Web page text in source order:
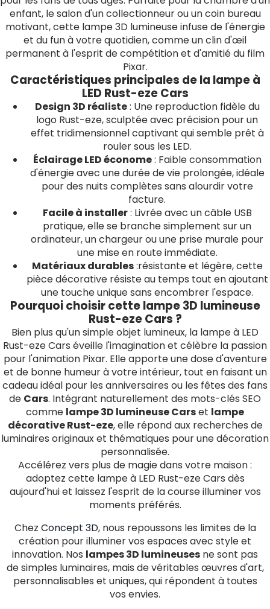
enfant, le salon d'un collectionneur ou un coin bureau
motivant, cette lampe 3D lumineuse infuse de l'énergie
et du fun à votre quotidien, comme un clin d'œil
permanent à l'esprit de compétition et d'amitié du film
Pixar.
Caractéristiques principales de la lampe à
LED Rust-eze Cars
Design 3D réaliste: Une reproduction fidèle du
logo Rust-eze, sculptée avec précision pour un
effet tridimensionnel captivant qui semble prêt à
rouler sous les LED.
Éclairage LED économe: Faible consommation
d'énergie avec une durée de vie prolongée, idéale
pour des nuits complètes sans alourdir votre
facture.
Facile à installer: Livrée avec un câble USB
pratique, elle se branche simplement sur un
ordinateur, un chargeur ou une prise murale pour
une mise en route immédiate.
Matériaux durables:résistante et légère, cette
pièce décorative résiste au temps tout en ajoutant
une touche unique sans encombrer l'espace.
Pourquoi choisir cette lampe 3D lumineuse
Rust-eze Cars ?
Bien plus qu'un simple objet lumineux, la lampe à LED
Rust-eze Cars éveille l'imagination et célèbre la passion
pour l'animation Pixar. Elle apporte une dose d'aventure
et de bonne humeur à votre intérieur, tout en faisant un
cadeau idéal pour les anniversaires ou les fêtes des fans
de Cars. Intégrant naturellement des mots-clés SEO
comme lampe 3D lumineuse Carset lampe
décorative Rust-eze, elle répond aux recherches de
luminaires originaux et thématiques pour une décoration
personnalisée.
Accélérez vers plus de magie dans votre maison :
adoptez cette lampe à LED Rust-eze Cars dès
aujourd'hui et laissez l'esprit de la course illuminer vos
moments préférés.
Chez Concept 3D, nous repoussons les limites de la
création pour illuminer vos espaces avec style et
innovation. Nos lampes 3D lumineuses ne sont pas
de simples luminaires, mais de véritables œuvres d'art,
personnalisables et uniques, qui répondent à toutes
vos envies.